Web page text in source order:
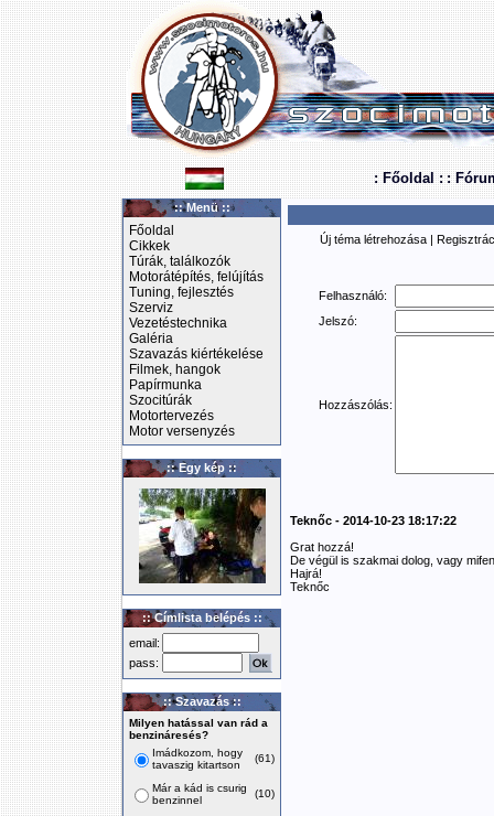
: Főoldal : :
:: Menü ::
Főoldal
Cikkek
Túrák, találkozók
Motorátépítés, felújítás
Tuning, fejlesztés
Szerviz
Vezetéstechnika
Galéria
Szavazás kiértékelése
Filmek, hangok
Papírmunka
Szocitúrák
Motortervezés
Motor versenyzés
:: Egy kép ::
:: Címlista belépés ::
email:
pass:
:: Szavazás ::
Milyen hatással van rád a
benzináresés?
Imádkozom, hogy
tavaszig kitartson
(61)
Már a kád is csurig
benzinnel
(10)
Új téma létrehozása |
Felhasználó:
Jelszó:
Hozzászólás:
Teknőc - 2014-10-23 18:17:22
Grat hozzá!
De végül is szakmai dolog, vagy
Hajrá!
Teknőc